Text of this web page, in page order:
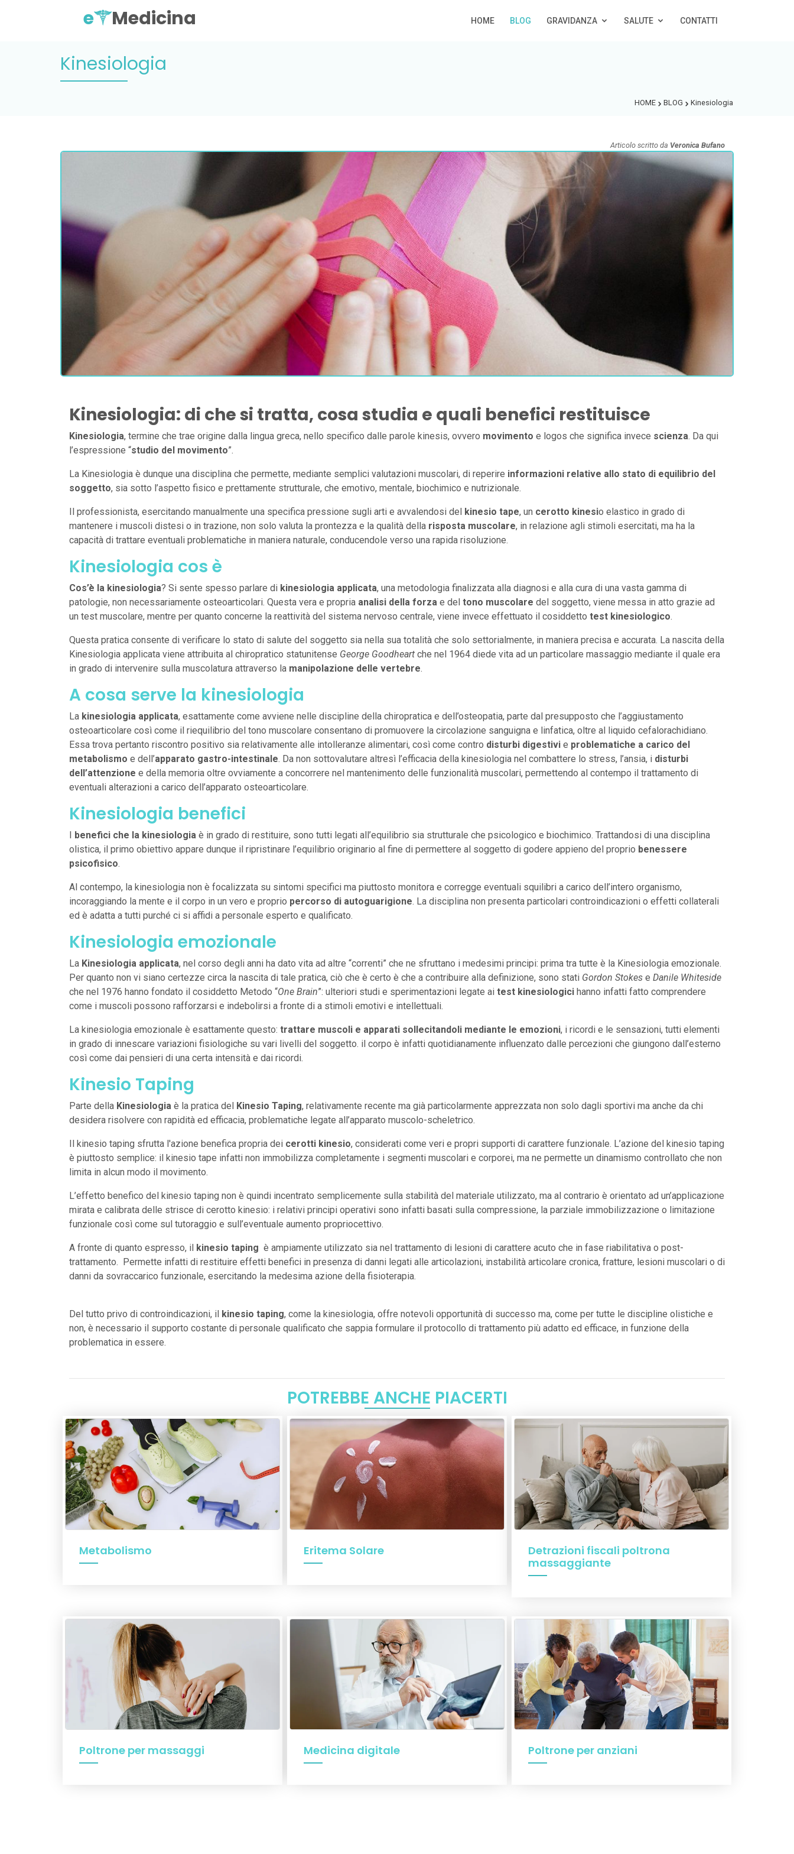
e Medicina HOME BLOG GRAVIDANZA SALUTE CONTATTI
Kinesiologia
HOME BLOG Kinesiologia
Articolo scritto da Veronica Bufano
Kinesiologia: di che si tratta, cosa studia e quali benefici restituisce
Kinesiologia, termine che trae origine dalla lingua greca, nello specifico dalle parole kinesis, ovvero movimento e logos che significa invece scienza. Da qui
l’espressione “studio del movimento”.
La Kinesiologia è dunque una disciplina che permette, mediante semplici valutazioni muscolari, di reperire informazioni relative allo stato di equilibrio del
soggetto, sia sotto l’aspetto fisico e prettamente strutturale, che emotivo, mentale, biochimico e nutrizionale.
Il professionista, esercitando manualmente una specifica pressione sugli arti e avvalendosi del kinesio tape, un cerotto kinesio elastico in grado di
mantenere i muscoli distesi o in trazione, non solo valuta la prontezza e la qualità della risposta muscolare, in relazione agli stimoli esercitati, ma ha la
capacità di trattare eventuali problematiche in maniera naturale, conducendole verso una rapida risoluzione.
Kinesiologia cos è
Cos’è la kinesiologia? Si sente spesso parlare di kinesiologia applicata, una metodologia finalizzata alla diagnosi e alla cura di una vasta gamma di
patologie, non necessariamente osteoarticolari. Questa vera e propria analisi della forza e del tono muscolare del soggetto, viene messa in atto grazie ad
un test muscolare, mentre per quanto concerne la reattività del sistema nervoso centrale, viene invece effettuato il cosiddetto test kinesiologico.
Questa pratica consente di verificare lo stato di salute del soggetto sia nella sua totalità che solo settorialmente, in maniera precisa e accurata. La nascita della
Kinesiologia applicata viene attribuita al chiropratico statunitense George Goodheart che nel 1964 diede vita ad un particolare massaggio mediante il quale era
in grado di intervenire sulla muscolatura attraverso la manipolazione delle vertebre.
A cosa serve la kinesiologia
La kinesiologia applicata, esattamente come avviene nelle discipline della chiropratica e dell’osteopatia, parte dal presupposto che l’aggiustamento
osteoarticolare così come il riequilibrio del tono muscolare consentano di promuovere la circolazione sanguigna e linfatica, oltre al liquido cefalorachidiano.
Essa trova pertanto riscontro positivo sia relativamente alle intolleranze alimentari, così come contro disturbi digestivi e problematiche a carico del
metabolismo e dell’apparato gastro-intestinale. Da non sottovalutare altresì l’efficacia della kinesiologia nel combattere lo stress, l’ansia, i disturbi
dell’attenzione e della memoria oltre ovviamente a concorrere nel mantenimento delle funzionalità muscolari, permettendo al contempo il trattamento di
eventuali alterazioni a carico dell’apparato osteoarticolare.
Kinesiologia benefici
benefici che la kinesiologia è in grado di restituire, sono tutti legati all’equilibrio sia strutturale che psicologico e biochimico. Trattandosi di una disciplina
olistica, il primo obiettivo appare dunque il ripristinare l’equilibrio originario al fine di permettere al soggetto di godere appieno del proprio benessere
psicofisico.
Al contempo, la kinesiologia non è focalizzata su sintomi specifici ma piuttosto monitora e corregge eventuali squilibri a carico dell’intero organismo,
incoraggiando la mente e il corpo in un vero e proprio percorso di autoguarigione. La disciplina non presenta particolari controindicazioni o effetti collaterali
ed è adatta a tutti purché ci si affidi a personale esperto e qualificato.
Kinesiologia emozionale
La Kinesiologia applicata, nel corso degli anni ha dato vita ad altre “correnti” che ne sfruttano i medesimi principi: prima tra tutte è la Kinesiologia emozionale.
Per quanto non vi siano certezze circa la nascita di tale pratica, ciò che è certo è che a contribuire alla definizione, sono stati Gordon Stokes e Danile Whiteside
che nel 1976 hanno fondato il cosiddetto Metodo “One Brain”: ulteriori studi e sperimentazioni legate ai test kinesiologici hanno infatti fatto comprendere
come i muscoli possono rafforzarsi e indebolirsi a fronte di a stimoli emotivi e intellettuali.
La kinesiologia emozionale è esattamente questo: trattare muscoli e apparati sollecitandoli mediante le emozioni, i ricordi e le sensazioni, tutti elementi
in grado di innescare variazioni fisiologiche su vari livelli del soggetto. il corpo è infatti quotidianamente influenzato dalle percezioni che giungono dall’esterno
così come dai pensieri di una certa intensità e dai ricordi.
Kinesio Taping
Parte della Kinesiologia è la pratica del Kinesio Taping, relativamente recente ma già particolarmente apprezzata non solo dagli sportivi ma anche da chi
desidera risolvere con rapidità ed efficacia, problematiche legate all’apparato muscolo-scheletrico.
Il kinesio taping sfrutta l'azione benefica propria dei cerotti kinesio, considerati come veri e propri supporti di carattere funzionale. L’azione del kinesio taping
è piuttosto semplice: il kinesio tape infatti non immobilizza completamente i segmenti muscolari e corporei, ma ne permette un dinamismo controllato che non
limita in alcun modo il movimento.
L’effetto benefico del kinesio taping non è quindi incentrato semplicemente sulla stabilità del materiale utilizzato, ma al contrario è orientato ad un’applicazione
mirata e calibrata delle strisce di cerotto kinesio: i relativi principi operativi sono infatti basati sulla compressione, la parziale immobilizzazione o limitazione
funzionale così come sul tutoraggio e sull’eventuale aumento propriocettivo.
A fronte di quanto espresso, il kinesio taping è ampiamente utilizzato sia nel trattamento di lesioni di carattere acuto che in fase riabilitativa o post-
trattamento. Permette infatti di restituire effetti benefici in presenza di danni legati alle articolazioni, instabilità articolare cronica, fratture, lesioni muscolari o di
danni da sovraccarico funzionale, esercitando la medesima azione della fisioterapia.
Del tutto privo di controindicazioni, il kinesio taping, come la kinesiologia, offre notevoli opportunità di successo ma, come per tutte le discipline olistiche e
non, è necessario il supporto costante di personale qualificato che sappia formulare il protocollo di trattamento più adatto ed efficace, in funzione della
problematica in essere.
POTREBBE ANCHE PIACERTI
Metabolismo Eritema Solare
Detrazioni fiscali poltrona
massaggiante
Poltrone per massaggi Medicina digitale Poltrone per anziani